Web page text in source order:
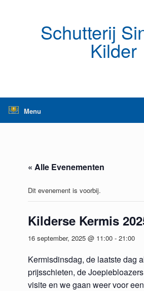
Schutterij
Kilder
Menu
« Alle Evenementen
Dit evenement is voorbij.
Kilderse Kermis
16 september, 2025 @ 11:00 - 21:00
Kermisdinsdag, de laatste dag
prijsschieten, de
visite en we gaan weer voor